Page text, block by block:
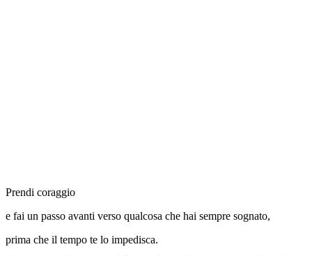
Prendi coraggio
e fai un passo avanti verso qualcosa che hai sempre sognato,
prima che il tempo te lo impedisca.